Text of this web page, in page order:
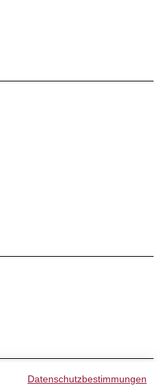
Datenschutzbestimmungen